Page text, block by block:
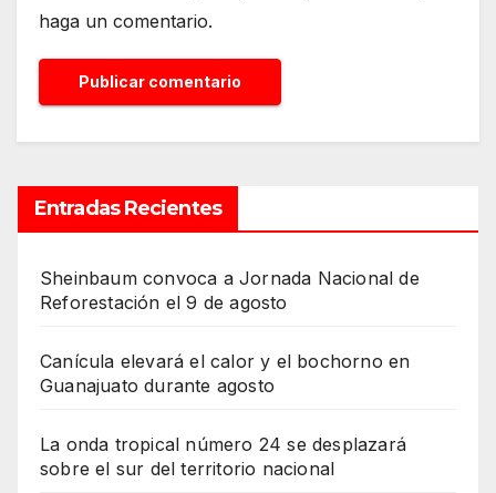
haga un comentario.
Entradas Recientes
Sheinbaum convoca a Jornada Nacional de
Reforestación el 9 de agosto
Canícula elevará el calor y el bochorno en
Guanajuato durante agosto
La onda tropical número 24 se desplazará
sobre el sur del territorio nacional